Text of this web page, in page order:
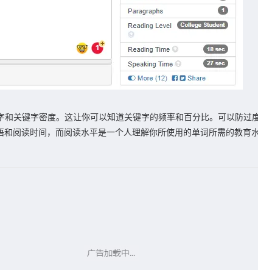
关键字密度。这让你可以知道关键字的频率和百分比。可以防过
阅读时间，而阅读水平是一个人理解你所使用的单词所需的教育水